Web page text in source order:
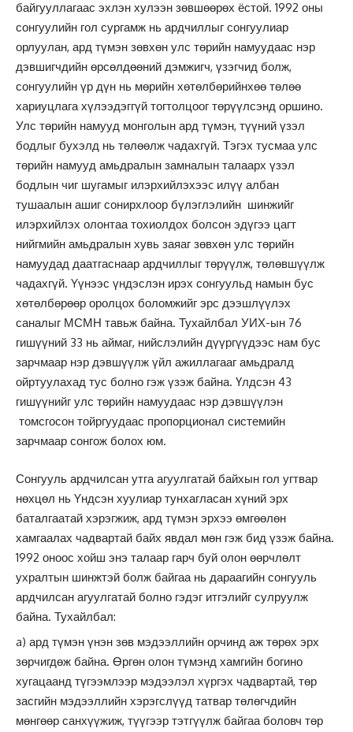
байгууллагаас эхлэн хулээн зөвшөөрөх ёстой. 1992 оны
сонгуулийн гол сургамж нь ардчиллыг сонгуулиар
орлуулан, ард түмэн зөвхөн улс төрийн намуудаас нэр
дэвшигчдийн өрсөлдөөний дэмжигч, үзэгчид болж,
сонгуулийн үр дүн нь мөрийн хөтөлбөрийнхөө төлөө
хариуцлага хүлээдэггүй тогтолцоог төрүүлсэнд оршино.
Улс төрийн намууд монголын ард түмэн, түүний үзэл
бодлыг бухэлд нь төлөөлж чадахгүй. Тэгэх тусмаа улс
төрийн намууд амьдралын замналын талаарх үзэл
бодлын чиг шугамыг илэрхийлэхээc илүү албан
тушаалын ашиг сонирхлоор бүлэглэлийн шинжийг
илэрхийлэх олонтаа тохиолдох болсон эдүгээ цагт
нийгмийн амьдралын хувь заяаг зөвхөн улс төрийн
намуудад даатгаснаар ардчиллыг төрүүлж, төлөвшүүлж
чадахгүй. Yүнээс үндэслэн ирэх сонгуульд намын бус
хөтөлбөрөөр оролцох боломжийг эрс дээшлүүлэх
саналыг МСМН тавьж байна. Тухайлбал УИХ-ын 76
гишүүний 33 нь аймаг, нийслэлийн дүүргүүдээс нам бус
зарчмаар нэр дэвшүүлж үйл ажиллагааг амьдралд
ойртуулахад тус болно гэж үзэж байна. Үлдсэн 43
гишүүнийг улс төрийн намуудаас нэр дэвшүүлэн
томсгосон тойргуудаас пропорционал системийн
зарчмаар сонгож болох юм.
Сонгууль ардчилсан утга агуулгатай байхын гол угтвар
нөхцөл нь Yндсэн хуулиар тунхагласан хүний эрх
баталгаатай хэрэгжиж, ард түмэн эрхээ өмгөөлөн
хамгаалах чадвартай байх явдал мөн гэж бид үзэж байна.
1992 оноос хойш энэ талаар гарч буй олон өөрчлөлт
ухралтын шинжтэй болж байгаа нь дараагийн сонгууль
ардчилсан агуулгатай болно гэдэг итгэлийг сулруулж
байна. Тухайлбал:
a) ард түмэн үнэн зөв мэдээллийн орчинд аж төрөх эрх
зөрчигдөж байна. Өргөн олон түмэнд хамгийн богино
хугацаанд түгээмлээр мэдээлэл хүргэх чадвартай, төр
засгийн мэдээллийн хэрэгслүүд татвар төлөгчдийн
мөнгөөр санхүүжиж, түүгээр тэтгүүлж байгаа боловч төр